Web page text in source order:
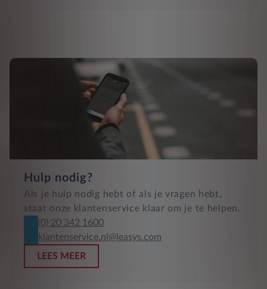
Hulp nodig?
Als je hulp nodig hebt of als je vragen hebt,
staat onze klantenservice klaar om je te helpen.
(0) 20 342 1600
klantenservice.nl@leasys.com
LEES MEER